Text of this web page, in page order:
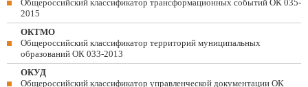
Общероссийский классификатор трансформационных событий ОК 035-
2015
ОКТМО
Общероссийский классификатор территорий муниципальных
образований ОК 033-2013
ОКУД
Общероссийский классификатор управленческой документации ОК